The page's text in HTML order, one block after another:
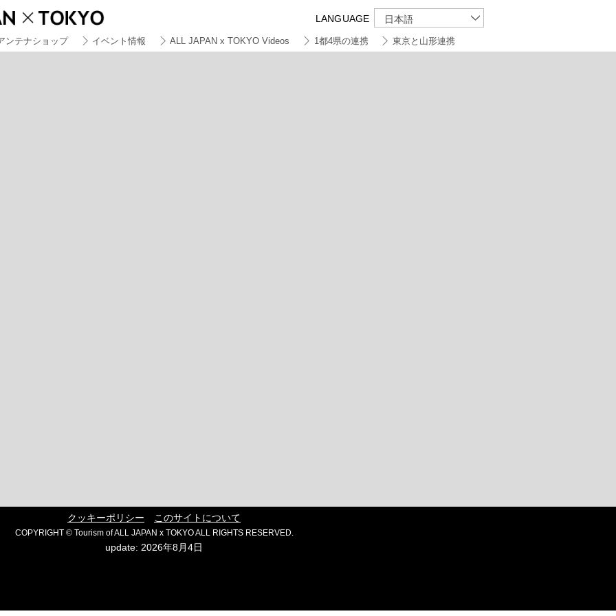
LANGUAGE 日本語
ンテナショップ イベント情報 ALL JAPAN x TOKYO Videos 1都4県の連携 東京と山形連携
クッキーポリシー このサイトについて
COPYRIGHT © Tourism of ALL JAPAN x TOKYO ALL RIGHTS RESERVED.
update: 2026年8月4日